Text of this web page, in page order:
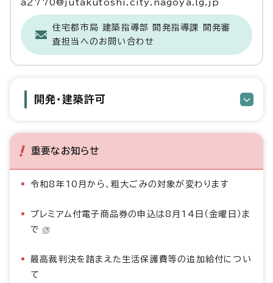
a2770@jutakutoshi.city.nagoya.lg.jp
住宅都市局 建築指導部 開発指導課 開発審
査担当へのお問い合わせ
開発・建築許可
重要なお知らせ
令和8年10月から、粗大ごみの対象が変わります
プレミアム付電子商品券の申込は8月14日（金曜日）ま
で
最高裁判決を踏まえた生活保護費等の追加給付につい
て